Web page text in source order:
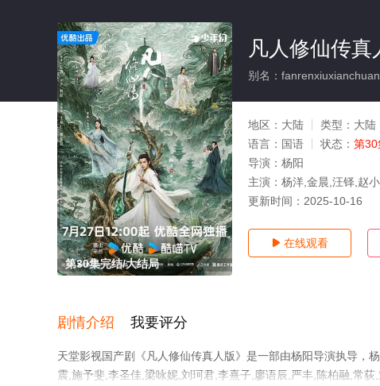
第30集完结/大结局
凡人修仙传真
别名：
地区： 大陆 类型： 大陆
语言： 国语 状态： 第30
导演： 杨阳
主演： 杨洋,金晨,汪铎,赵
更新时间： 2025-10-16
 在线观看
剧情介绍 我要评分
天堂影视国产剧《凡人修仙传真人版》是一部由杨阳导演执导，
震,施予斐,李圣佳,梁咏妮,刘珂君,李熹子,廖语辰,严丰,陈柏融,常